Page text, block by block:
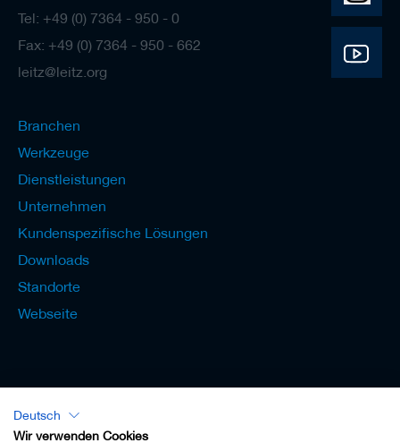
Tel: +49 (0) 7364 - 950 - 0
Fax: +49 (0) 7364 - 950 - 662
leitz@leitz.org
Branchen
Werkzeuge
Dienstleistungen
Unternehmen
Kundenspezifische Lösungen
Downloads
Standorte
Webseite
Lexikon - Deutsch
Deutsch
Wir verwenden Cookies